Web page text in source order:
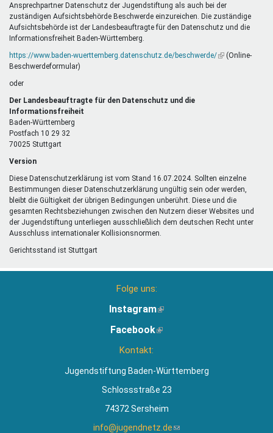
Ansprechpartner Datenschutz der Jugendstiftung als auch bei der
zuständigen Aufsichtsbehörde Beschwerde einzureichen. Die zuständige
Aufsichtsbehörde ist der Landesbeauftragte für den Datenschutz und die
Informationsfreiheit Baden-Württemberg.
https://www.baden-wuerttemberg.datenschutz.de/beschwerde/(Link(Online-
Beschwerdeformular)
oder
Der Landesbeauftragte für den Datenschutz und die
Informationsfreiheit
Baden-Württemberg
Postfach 10 29 32
70025 Stuttgart
Version
Diese Datenschutzerklärung ist vom Stand 16.07.2024. Sollten einzelne
Bestimmungen dieser Datenschutzerklärung ungültig sein oder werden,
bleibt die Gültigkeit der übrigen Bedingungen unberührt. Diese und die
gesamten Rechtsbeziehungen zwischen den Nutzern dieser Websites und
der Jugendstiftung unterliegen ausschließlich dem deutschen Recht unter
Ausschluss internationaler Kollisionsnormen.
Gerichtsstand ist Stuttgart
Folge uns:
Instagram(Link
extern)
Facebook(Link
Kontakt:
Jugendstiftung Baden-Württemberg
Schlossstraße 23
74372 Sersheim
info@jugendnetz.de(Link